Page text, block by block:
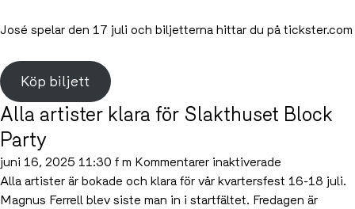
José spelar den 17 juli och biljetterna hittar du på tickster.com
Köp biljett
Alla artister klara för Slakthuset Block
Party
juni 16, 2025 11:30 f m Kommentarer inaktiverade
Alla
artister
Alla artister är bokade och klara för vår kvartersfest 16-18 juli.
Magnus Ferrell blev siste man in i startfältet. Fredagen är